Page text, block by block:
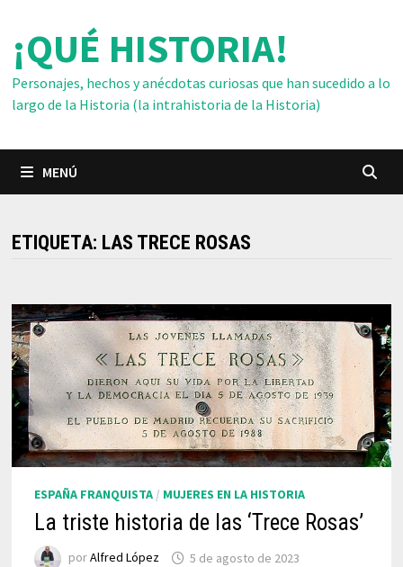
contenido
¡QUÉ HISTORIA!
Personajes, hechos y anécdotas curiosas que han sucedido a lo
largo de la Historia (la intrahistoria de la Historia)
MENÚ
ETIQUETA: LAS TRECE ROSAS
ESPAÑA FRANQUISTA/ MUJERES EN LA HISTORIA
La triste historia de las ‘Trece Rosas’
porAlfred López 5 de agosto de 2023